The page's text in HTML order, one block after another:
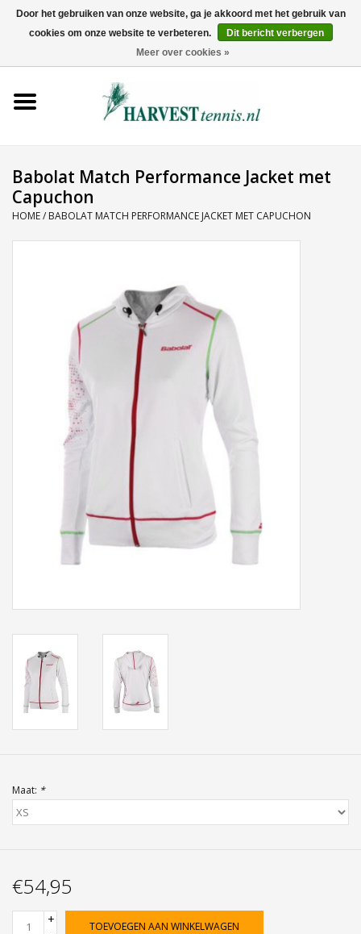
0 Artikelen - €0,00
Tenniskleding
Tennisschoenen
Accessoires
Sponsoring
Babolat Match Performance Jacket met
Capuchon
HOME/ BABOLAT MATCH PERFORMANCE JACKET MET CAPUCHON
Maat: *
€54,95
+
TOEVOEGEN AAN WINKELWAGEN
Door het gebruiken van onze website, ga je akkoord met het gebruik van
cookies om onze website te verbeteren.
Dit bericht verbergen
Meer over cookies »